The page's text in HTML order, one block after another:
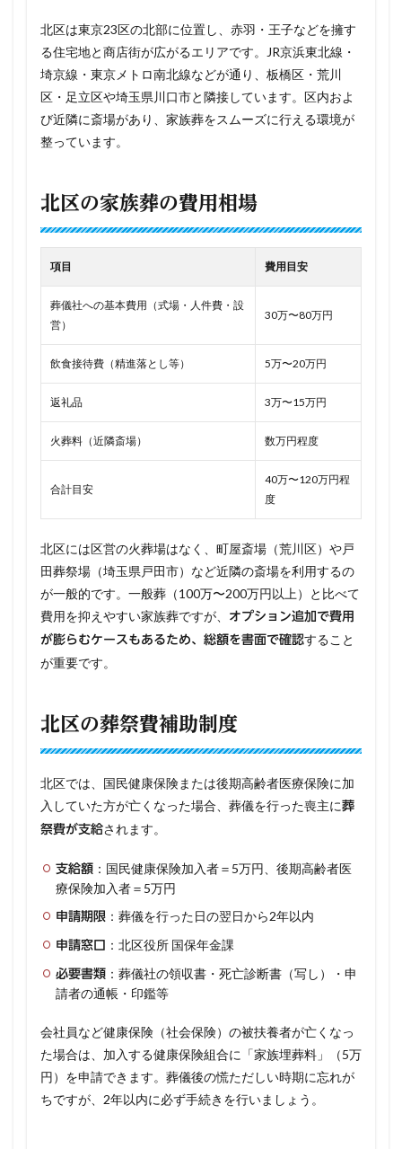
北区は東京23区の北部に位置し、赤羽・王子などを擁す
る住宅地と商店街が広がるエリアです。JR京浜東北線・
埼京線・東京メトロ南北線などが通り、板橋区・荒川
区・足立区や埼玉県川口市と隣接しています。区内およ
び近隣に斎場があり、家族葬をスムーズに行える環境が
整っています。
北区の家族葬の費用相場
項目 費用目安
葬儀社への基本費用（式場・人件費・設
営）
30万〜80万円
飲食接待費（精進落とし等） 5万〜20万円
返礼品 3万〜15万円
火葬料（近隣斎場） 数万円程度
合計目安
40万〜120万円程
度
北区には区営の火葬場はなく、町屋斎場（荒川区）や戸
田葬祭場（埼玉県戸田市）など近隣の斎場を利用するの
が一般的です。一般葬（100万〜200万円以上）と比べて
費用を抑えやすい家族葬ですが、
オプション追加で費用
が膨らむケースもあるため、総額を書面で確認すること
が重要です。
北区の葬祭費補助制度
北区では、国民健康保険または後期高齢者医療保険に加
入していた方が亡くなった場合、葬儀を行った喪主に葬
祭費が支給されます。
支給額 ：国民健康保険加入者＝5万円、後期高齢者医
療保険加入者＝5万円
申請期限 ：葬儀を行った日の翌日から2年以内
申請窓口 ：北区役所 国保年金課
必要書類 ：葬儀社の領収書・死亡診断書（写し）・申
請者の通帳・印鑑等
会社員など健康保険（社会保険）の被扶養者が亡くなっ
た場合は、加入する健康保険組合に「家族埋葬料」（5万
円）を申請できます。葬儀後の慌ただしい時期に忘れが
ちですが、2年以内に必ず手続きを行いましょう。